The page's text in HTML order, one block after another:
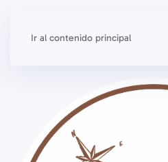
Ir al contenido principal
Etiqueta:Tienda online